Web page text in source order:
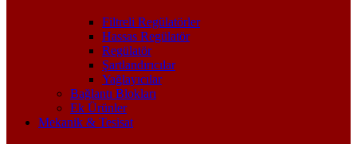
Filtreli Regülatörler
Hassas Regülatör
Regülatör
Şartlandırıcılar
Yağlayıcılar
Bağlantı Blokları
Ek Ürünler
Mekanik & Tesisat